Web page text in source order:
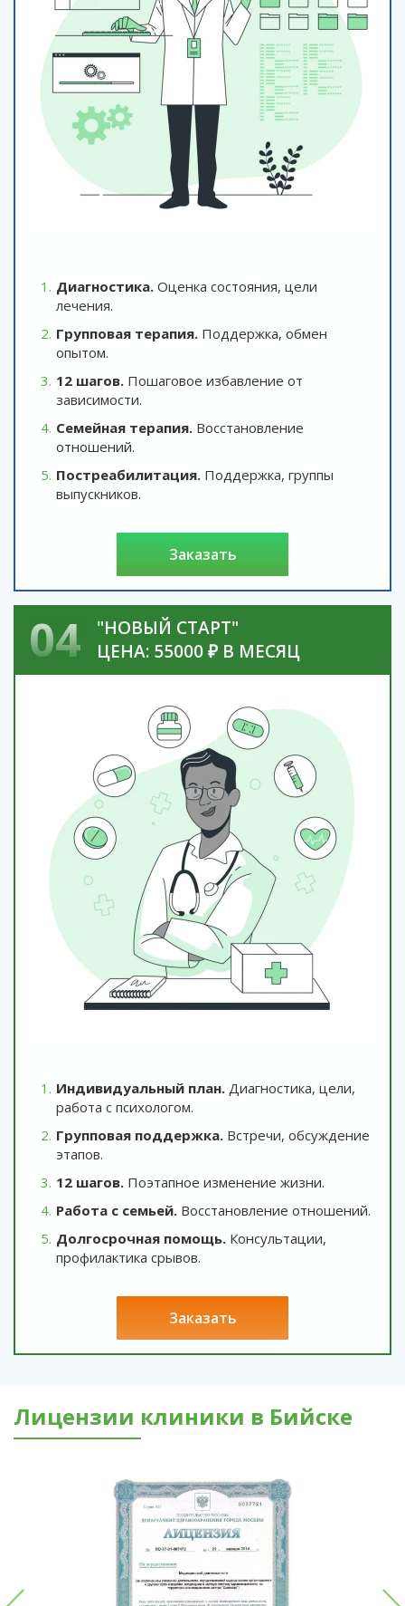
Диагностика. Оценка состояния, цели
лечения.
Групповая терапия. Поддержка, обмен
опытом.
12 шагов. Пошаговое избавление от
зависимости.
Семейная терапия. Восстановление
отношений.
Постреабилитация. Поддержка, группы
выпускников.
заказать
04
"НОВЫЙ СТАРТ"
ЦЕНА: 55000 ₽ В МЕСЯЦ
Индивидуальный план. Диагностика, цели,
работа с психологом.
Групповая поддержка. Встречи, обсуждение
этапов.
12 шагов. Поэтапное изменение жизни.
Работа с семьей. Восстановление отношений.
Долгосрочная помощь. Консультации,
профилактика срывов.
заказать
Лицензии клиники в Бийске